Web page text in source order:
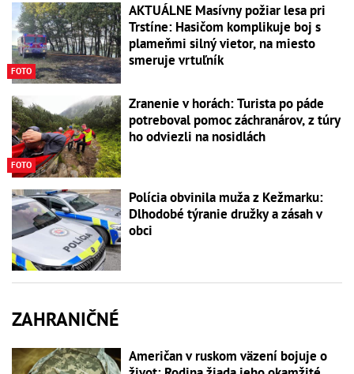
FOTO
AKTUÁLNE Masívny požiar lesa pri
Trstíne: Hasičom komplikuje boj s
plameňmi silný vietor, na miesto
smeruje vrtuľník
FOTO
Zranenie v horách: Turista po páde
potreboval pomoc záchranárov, z túry
ho odviezli na nosidlách
Polícia obvinila muža z Kežmarku:
Dlhodobé týranie družky a zásah v
obci
ZAHRANIČNÉ
Američan v ruskom väzení bojuje o